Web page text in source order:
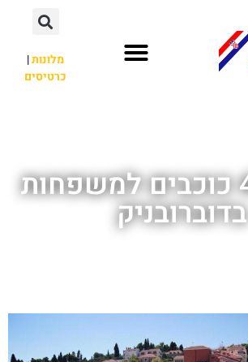
מלונות|
כרטיסים
מלונות 4 כוכבים למשפחות
בדוברובניק